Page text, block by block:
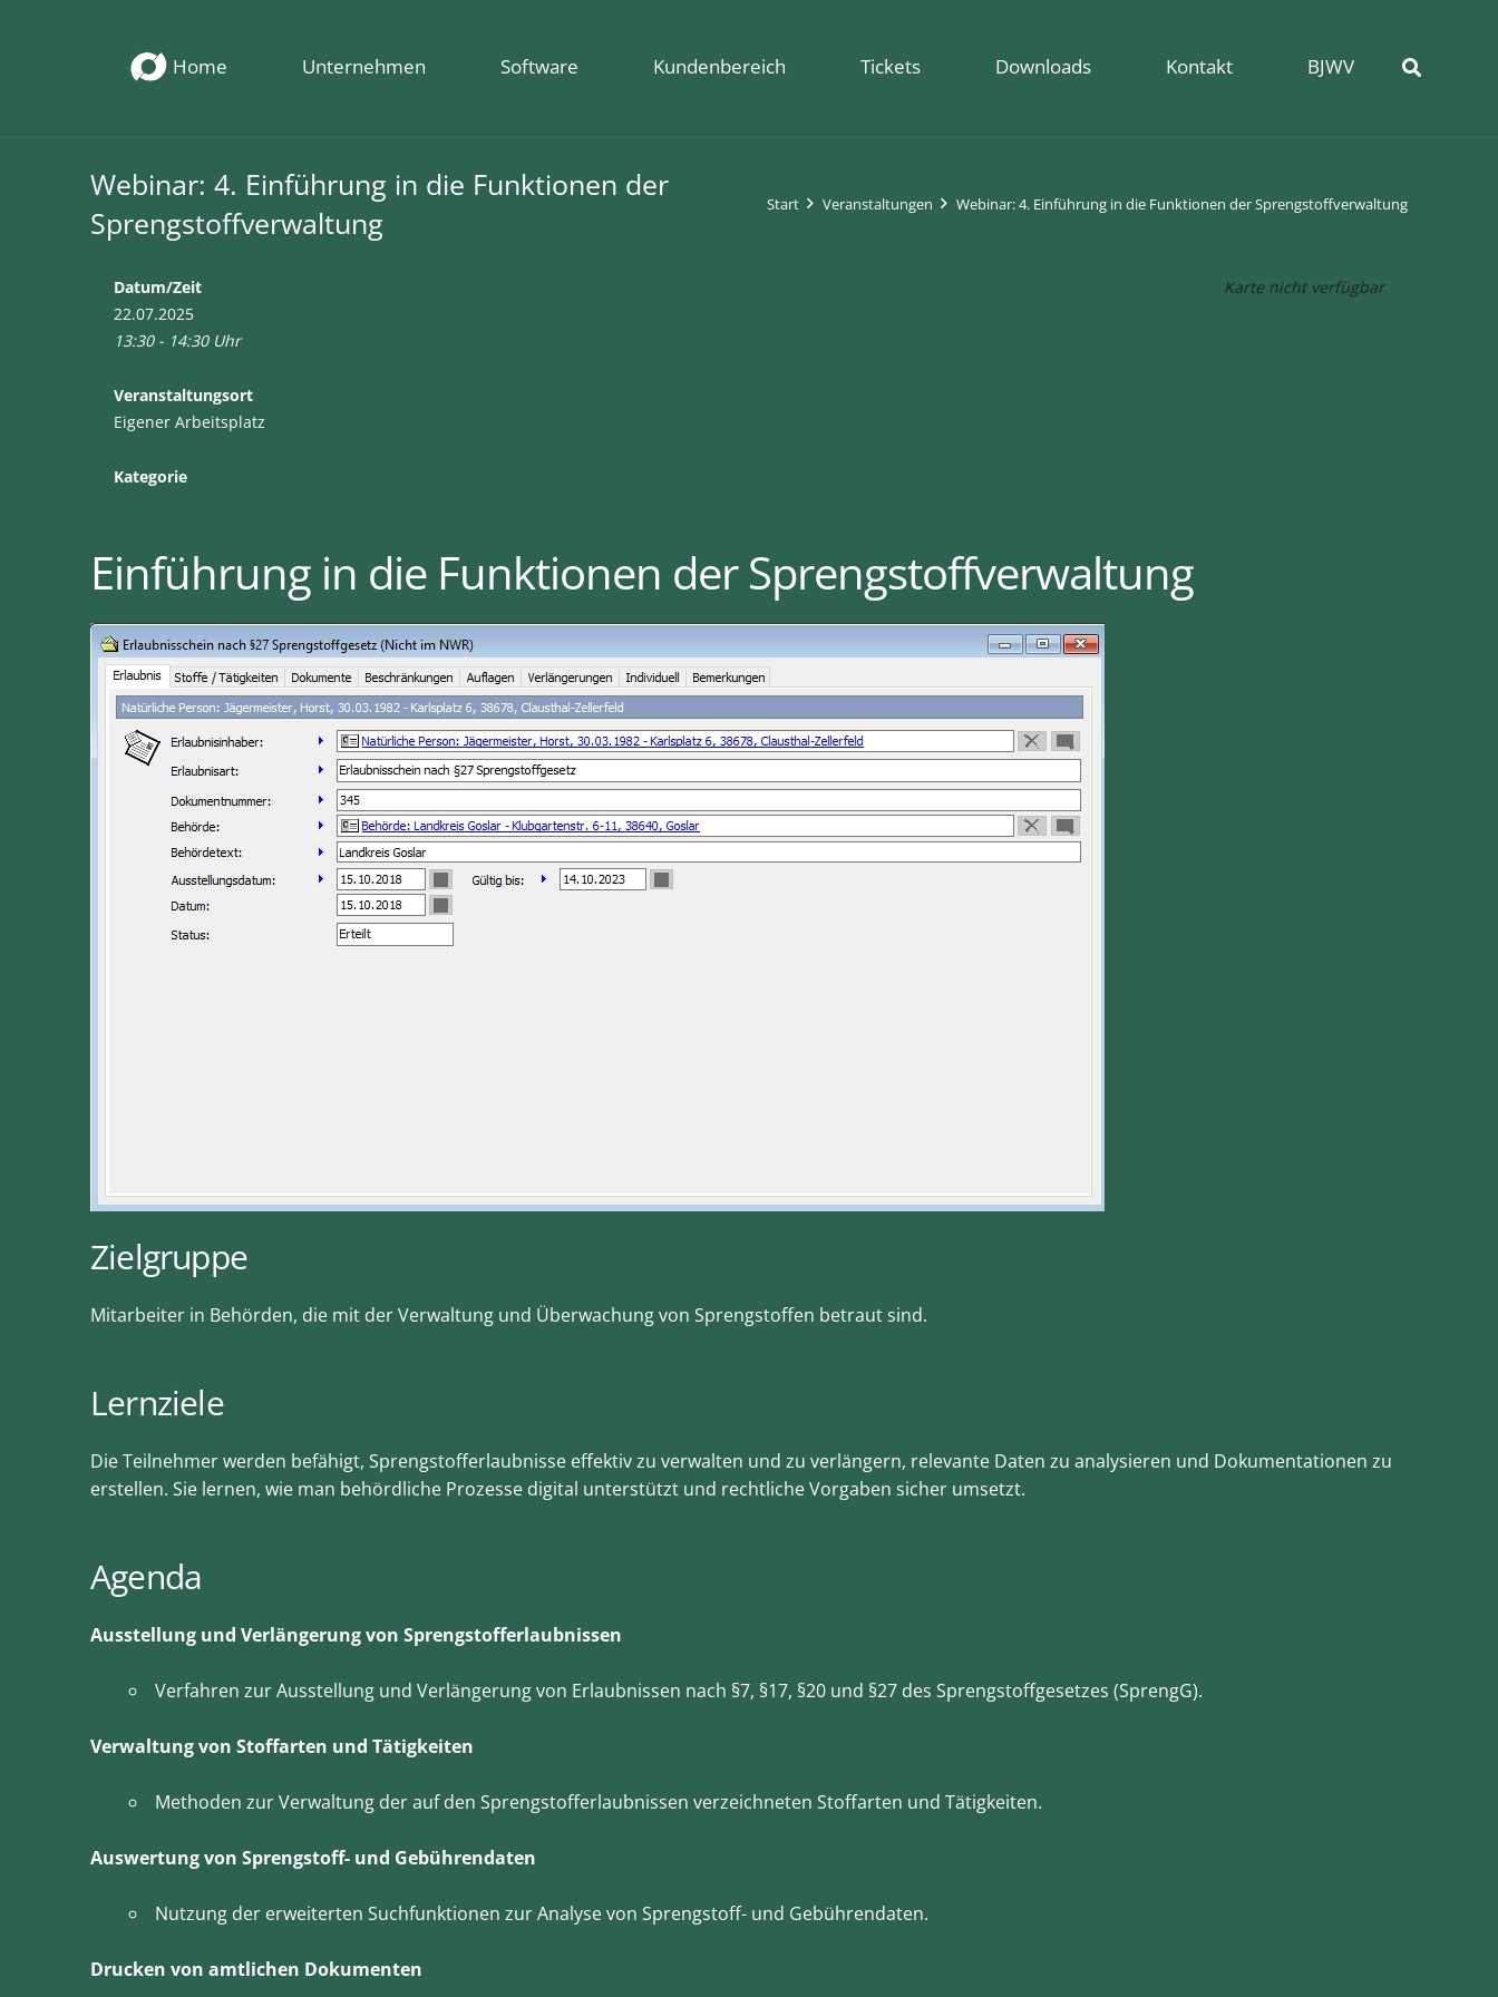
Home Unternehmen Software Kundenbereich Tickets Downloads Kontakt BJWV
Webinar: 4. Einführung in die Funktionen der
Sprengstoffverwaltung
Start Veranstaltungen Webinar: 4. Einführung in die Funktionen der Sprengstoffverwaltung
Karte nicht verfügbar
Datum/Zeit
22.07.2025
13:30 - 14:30 Uhr
Veranstaltungsort
Eigener Arbeitsplatz
Kategorie
Einführung in die Funktionen der Sprengstoffverwaltung
Zielgruppe
Mitarbeiter in Behörden, die mit der Verwaltung und Überwachung von Sprengstoffen betraut sind.
Lernziele
Die Teilnehmer werden befähigt, Sprengstofferlaubnisse effektiv zu verwalten und zu verlängern, relevante Daten zu analysieren und Dokumentationen zu
erstellen. Sie lernen, wie man behördliche Prozesse digital unterstützt und rechtliche Vorgaben sicher umsetzt.
Agenda
Ausstellung und Verlängerung von Sprengstofferlaubnissen
Verfahren zur Ausstellung und Verlängerung von Erlaubnissen nach §7, §17, §20 und §27 des Sprengstoffgesetzes (SprengG).
Verwaltung von Stoffarten und Tätigkeiten
Methoden zur Verwaltung der auf den Sprengstofferlaubnissen verzeichneten Stoffarten und Tätigkeiten.
Auswertung von Sprengstoff- und Gebührendaten
Nutzung der erweiterten Suchfunktionen zur Analyse von Sprengstoff- und Gebührendaten.
Drucken von amtlichen Dokumenten